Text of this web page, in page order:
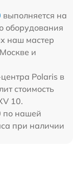
выполняется на
оборудования
наш мастер
и
Polaris в
стоимость
10.
по нашей
при наличии